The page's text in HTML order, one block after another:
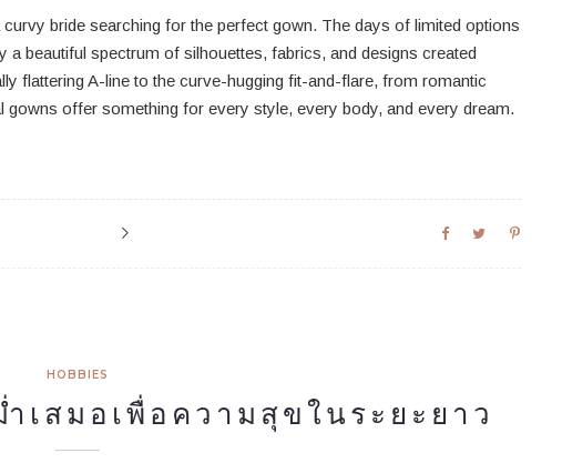
bride searching for the perfect gown. The days of limited options
a beautiful spectrum of silhouettes, fabrics, and designs created
flattering A-line to the curve-hugging fit-and-flare, from romantic
gowns offer something for every style, every body, and every dream.
HOBBIES
เสมอเพื่อความสุขในระยะยาว